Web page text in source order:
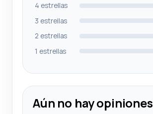
4 estrellas
3 estrellas
2 estrellas
1 estrellas
Aún no hay opiniones